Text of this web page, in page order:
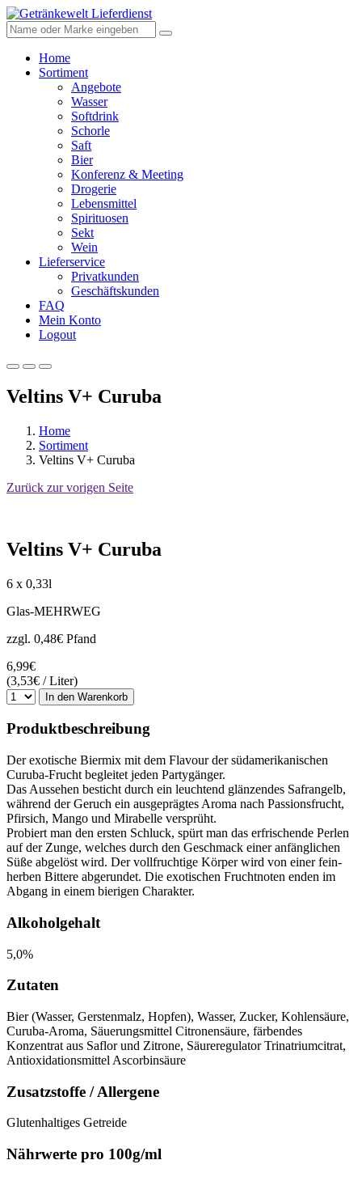
Home
Sortiment
Angebote
Wasser
Softdrink
Schorle
Saft
Bier
Konferenz & Meeting
Drogerie
Lebensmittel
Spirituosen
Sekt
Wein
Lieferservice
Privatkunden
Geschäftskunden
FAQ
Mein Konto
Logout
Veltins V+ Curuba
Home
Sortiment
Veltins V+ Curuba
Zurück zur vorigen Seite
Veltins V+ Curuba
6 x 0,33l
Glas-MEHRWEG
zzgl. 0,48€ Pfand
6,99€
(3,53€ / Liter)
In den Warenkorb
Produktbeschreibung
Der exotische Biermix mit dem Flavour der südamerikanischen
Curuba-Frucht begleitet jeden Partygänger.
Das Aussehen besticht durch ein leuchtend glänzendes Safrangelb,
während der Geruch ein ausgeprägtes Aroma nach Passionsfrucht,
Pfirsich, Mango und Mirabelle versprüht.
Probiert man den ersten Schluck, spürt man das erfrischende Perlen
auf der Zunge, welches durch den Geschmack einer anfänglichen
Süße abgelöst wird. Der vollfruchtige Körper wird von einer fein-
herben Bittere abgerundet. Die exotischen Fruchtnoten enden im
Abgang in einem bierigen Charakter.
Alkoholgehalt
5,0%
Zutaten
Bier (Wasser, Gerstenmalz, Hopfen), Wasser, Zucker, Kohlensäure,
Curuba-Aroma, Säuerungsmittel Citronensäure, färbendes
Konzentrat aus Saflor und Zitrone, Säureregulator Trinatriumcitrat,
Antioxidationsmittel Ascorbinsäure
Zusatzstoffe / Allergene
Glutenhaltiges Getreide
Nährwerte pro 100g/ml